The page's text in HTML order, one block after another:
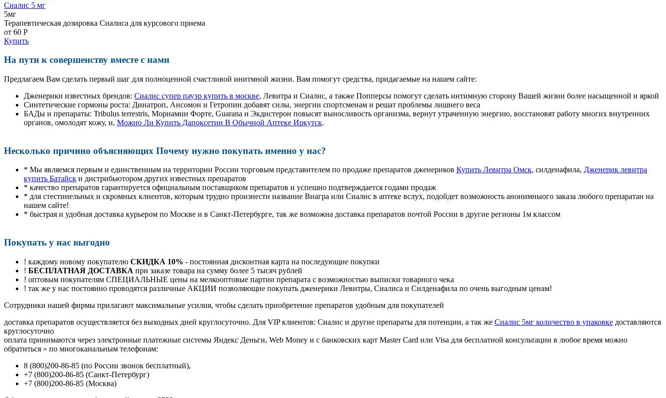
Сиалис 5 мг
5мг
Терапевтическая дозировка Сиалиса для курсового приема
от 60 Р
Купить
На пути к совершенству вместе с нами
Предлагаем Вам сделать первый шаг для полноценной счастливой инитмной жизни. Вам помогут средства, придагаемые на нашем сайте:
Дженерики известных брендов: Сиалис супер пауэр купить в москве, Левитра и Сиалис, а также Попперсы помогут сделать интимную сторону Вашей жизни более насыщенной и яркой
Синтетические гормоны роста: Динатроп, Ансомон и Гетропин добавят силы, энергии спортсменам и решат проблемы лишнего веса
БАДы и препараты: Tribulus terrestris, Мориамин Форте, Guarana и Экдистерон повысят выносливость организма, вернут утраченную энергию, восстановят работу многих внутренних
органов, омолодят кожу, и, Можно Ли Купить Дапоксетин В Обычной Аптеке Иркутск.
Несколько причино объясняющих Почему нужно покупать именно у нас?
* Мы являемся первым и единственным на территории России торговым представителем по продаже препаратов дженериков Купить Левитра Омск, силденафила, Дженерик левитра
купить Батайск и дистрибьютором других известных препаратов
* качество препаратов гарантируется официальным поставщиком препаратов и успешно подтверждается годами продаж
* для стестинельных и скромных клиентов, которым трудно произнести название Виагра или Сиалис в аптеке вслух, подойдет возможность анонимныого заказа любого препаратан на
нашем сайте!
* быстрая и удобная доставка курьером по Москве и в Санкт-Петербурге, так же возможна доставка препаратов почтой России в другие регионы 1м классом
Покупать у нас выгодно
! каждому новому покупателю СКИДКА 10% - постоянная дисконтная карта на последующие покупки
! БЕСПЛАТНАЯ ДОСТАВКА при заказе товара на сумму более 5 тысяч рублей
! оптовым покупателям СПЕЦИАЛЬНЫЕ цены на мелкооптовые партии препарата с возможностью выписки товарного чека
! так же у нас постоянно проводятся различные АКЦИИ позволяющие покупать дженерики Левитры, Сиалиса и Силденафила по очень выгодным ценам!
Cотрудники нашей фирмы прилагают максимальные усилия, чтобы сделать приобретение препаратов удобным для покупателей
доставка препаратов осуществляется без выходных дней круглосуточно. Для VIP клиентов: Сиалис и другие препараты для потенции, а так же Сиалис 5мг количество в упаковке доставляются
круглосуточно
оплата принимаются через электронные платежные системы Яндекс Деньги, Web Money и с банковских карт Master Card или Visa для бесплатной консультации в любое время можно
обратиться » по многоканальным телефонам:
8 (800)200-86-85 (по России звонок бесплатный),
+7 (800)200-86-85 (Санкт-Петербург)
+7 (800)200-86-85 (Москва)